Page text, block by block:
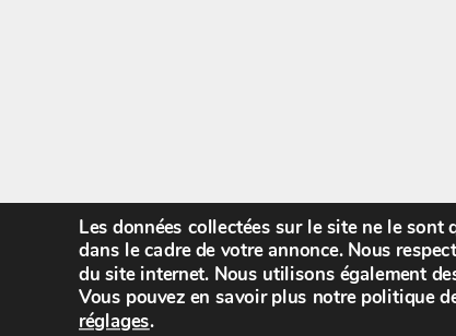
Les données collectées sur le site ne le
dans le cadre de votre annonce. Nous
du site internet. Nous utilisons également
Vous pouvez en savoir plus notre politique
réglages.